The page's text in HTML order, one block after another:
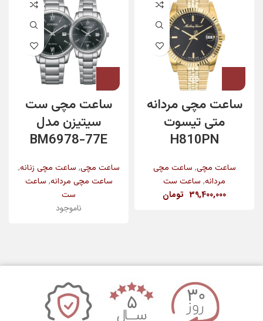
ساعت مچی مردانه
متی تیسوت
H810PN
ساعت مچی, ساعت مچی
مردانه, ساعت ست
39,400,000 تومان
ساعت مچی ست
سیتیزن مدل
BM6978-77E
ساعت مچی, ساعت مچی زنانه,
ساعت مچی مردانه, ساعت
ست
ناموجود